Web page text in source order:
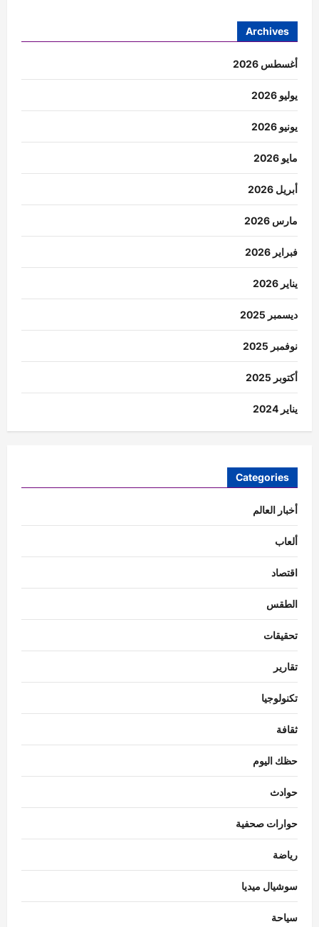
Archives
أغسطس 2026
يوليو 2026
يونيو 2026
مايو 2026
أبريل 2026
مارس 2026
فبراير 2026
يناير 2026
ديسمبر 2025
نوفمبر 2025
أكتوبر 2025
يناير 2024
Categories
أخبار العالم
ألعاب
اقتصاد
الطقس
تحقيقات
تقارير
تكنولوجيا
ثقافة
حظك اليوم
حوادث
حوارات صحفية
رياضة
سوشيال ميديا
سياحة